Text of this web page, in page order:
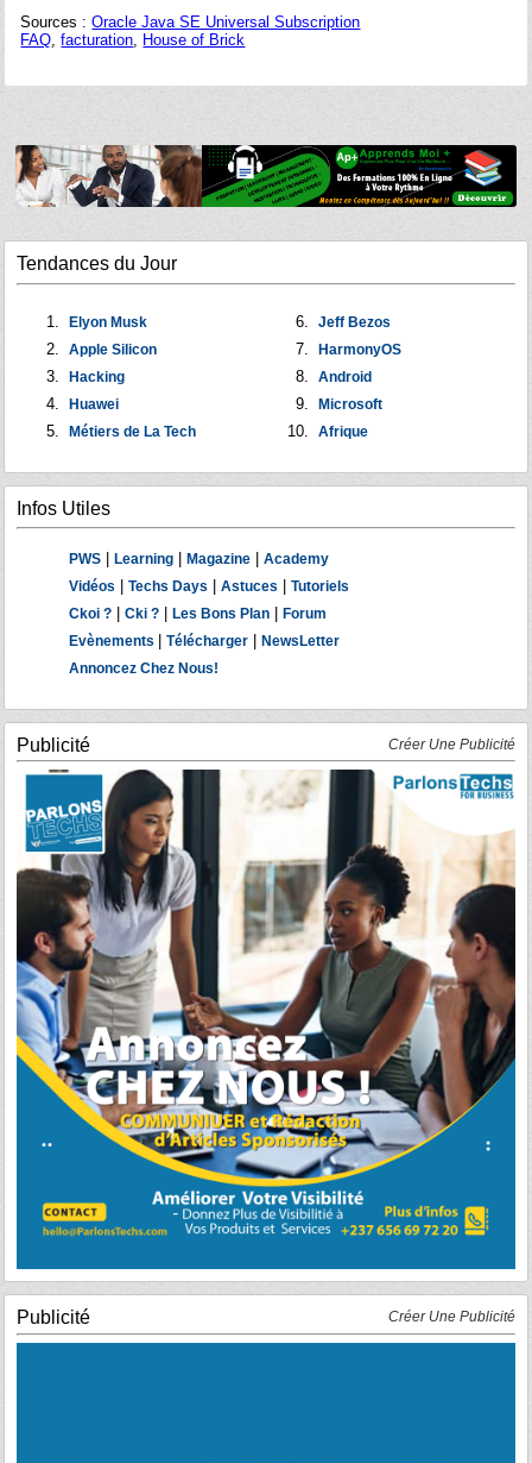
Sources :Oracle Java SE Universal Subscription
FAQ,facturation, House of Brick
Tendances du Jour
Elyon Musk
Apple Silicon
Hacking
Huawei
Métiers de La Tech
Jeff Bezos
HarmonyOS
Android
Microsoft
Afrique
Infos Utiles
PWS Learning Magazine
Academy
Vidéos
Techs Days Astuces
Tutoriels
Ckoi ?
Cki ? Les Bons Plan
Forum
Evènements
Télécharger
NewsLetter
Annoncez Chez Nous!
Publicité Créer Une Publicité
Publicité Créer Une Publicité